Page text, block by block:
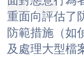
重面向評估了
防範措施（如
及處理大型檔